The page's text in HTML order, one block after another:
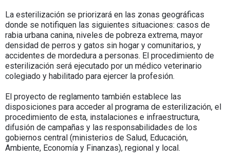
La esterilización se priorizará en las zonas geográficas
donde se notifiquen las siguientes situaciones: casos de
rabia urbana canina, niveles de pobreza extrema, mayor
densidad de perros y gatos sin hogar y comunitarios, y
accidentes de mordedura a personas. El procedimiento de
esterilización será ejecutado por un médico veterinario
colegiado y habilitado para ejercer la profesión.
El proyecto de reglamento también establece las
disposiciones para acceder al programa de esterilización, el
procedimiento de esta, instalaciones e infraestructura,
difusión de campañas y las responsabilidades de los
gobiernos central (ministerios de Salud, Educación,
Ambiente, Economía y Finanzas), regional y local.